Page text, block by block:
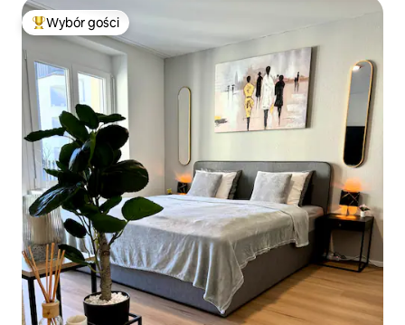
Najpopularniejsze z kategorii Wybór gości
Wybór gości